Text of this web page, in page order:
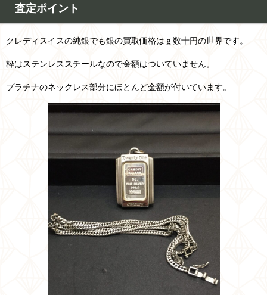
査定ポイント
クレディスイスの純銀でも銀の買取価格はｇ数十円の世界です。
枠はステンレススチールなので金額はついていません。
プラチナのネックレス部分にほとんど金額が付いています。